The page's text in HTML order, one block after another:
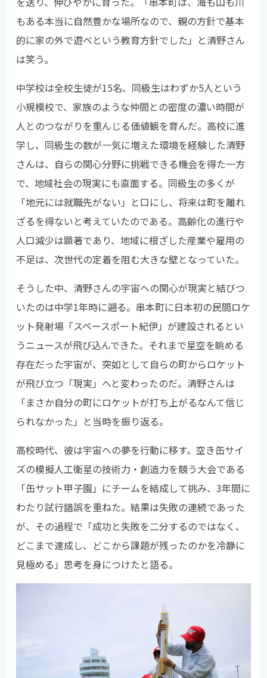
もある本当に自然豊かな場所なので、親の方針で基本
的に家の外で遊べという教育方針でした」と清野さん
は笑う。
中学校は全校生徒が15名、同級生はわずか5人という
小規模校で、家族のような仲間との密度の濃い時間が
人とのつながりを重んじる価値観を育んだ。高校に進
学し、同級生の数が一気に増えた環境を経験した清野
さんは、自らの関心分野に挑戦できる機会を得た一方
で、地域社会の現実にも直面する。同級生の多くが
「地元には就職先がない」と口にし、将来は町を離れ
ざるを得ないと考えていたのである。高齢化の進行や
人口減少は顕著であり、地域に根ざした産業や雇用の
不足は、次世代の定着を阻む大きな壁となっていた。
そうした中、清野さんの宇宙への関心が現実と結びつ
いたのは中学1年時に遡る。串本町に日本初の民間ロケ
ット発射場「スペースポート紀伊」が建設されるとい
うニュースが飛び込んできた。それまで星空を眺める
存在だった宇宙が、突如として自らの町からロケット
が飛び立つ「現実」へと変わったのだ。清野さんは
「まさか自分の町にロケットが打ち上がるなんて信じ
られなかった」と当時を振り返る。
高校時代、彼は宇宙への夢を行動に移す。空き缶サイ
ズの模擬人工衛星の技術力・創造力を競う大会である
「缶サット甲子園」にチームを結成して挑み、3年間に
わたり試行錯誤を重ねた。結果は失敗の連続であった
が、その過程で「成功と失敗を二分するのではなく、
どこまで達成し、どこから課題が残ったのかを冷静に
見極める」思考を身につけたと語る。